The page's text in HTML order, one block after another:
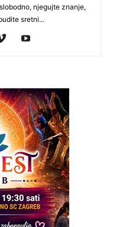
njegujte znanje,
sretni...